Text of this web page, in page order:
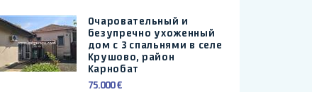
Очаровательный и
безупречно ухоженный
дом с 3 спальнями в селе
Крушово, район
Карнобат
75.000 €